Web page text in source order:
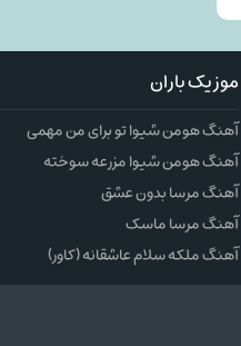
موزیک باران
آهنگ هومن شیوا تو برای من مهمی
آهنگ هومن شیوا مزرعه سوخته
آهنگ مرسا بدون عشق
آهنگ مرسا ماسک
آهنگ ملکه سلام عاشقانه (کاور)